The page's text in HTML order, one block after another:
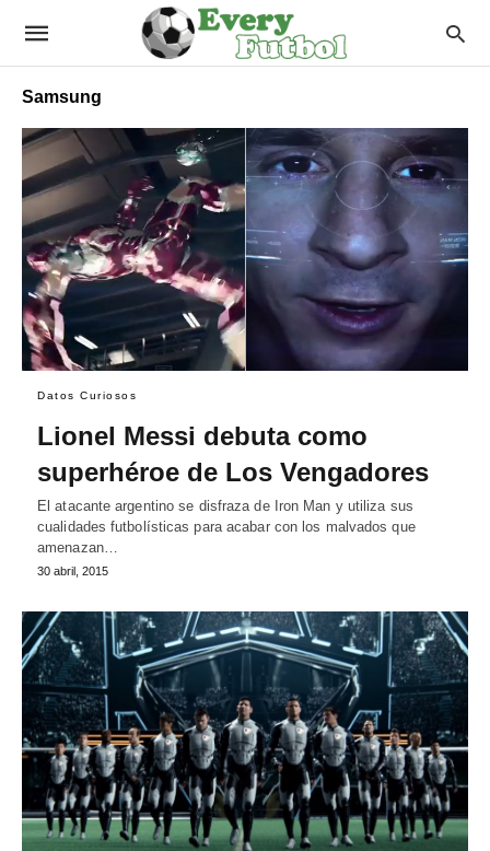
Samsung
Datos Curiosos
Lionel Messi debuta como
superhéroe de Los Vengadores
El atacante argentino se disfraza de Iron Man y utiliza sus
cualidades futbolísticas para acabar con los malvados que
amenazan…
30 abril, 2015